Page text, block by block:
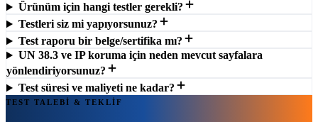
Ürünüm için hangi testler gerekli?
Testleri siz mi yapıyorsunuz?
Test raporu bir belge/sertifika mı?
UN 38.3 ve IP koruma için neden mevcut sayfalara
yönlendiriyorsunuz?
Test süresi ve maliyeti ne kadar?
TEST TALEBİ & TEKLİF